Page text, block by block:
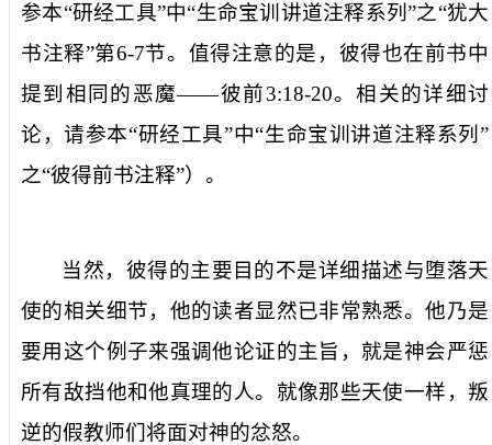
参本“研经工具”中“生命宝训讲道注释系列”之“犹大
书注释”第6-7节。值得注意的是，彼得也在前书中
提到相同的恶魔——彼前3:18-20。相关的详细讨
论，请参本“研经工具”中“生命宝训讲道注释系列”
之“彼得前书注释”）。
当然，彼得的主要目的不是详细描述与堕落天
使的相关细节，他的读者显然已非常熟悉。他乃是
要用这个例子来强调他论证的主旨，就是神会严惩
所有敌挡他和他真理的人。就像那些天使一样，叛
逆的假教师们将面对神的忿怒。